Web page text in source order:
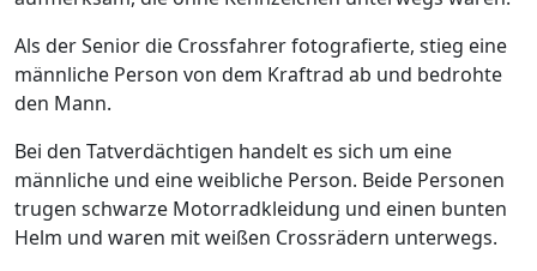
Als der Senior die Crossfahrer fotografierte, stieg eine
männliche Person von dem Kraftrad ab und bedrohte
den Mann.
Bei den Tatverdächtigen handelt es sich um eine
männliche und eine weibliche Person. Beide Personen
trugen schwarze Motorradkleidung und einen bunten
Helm und waren mit weißen Crossrädern unterwegs.